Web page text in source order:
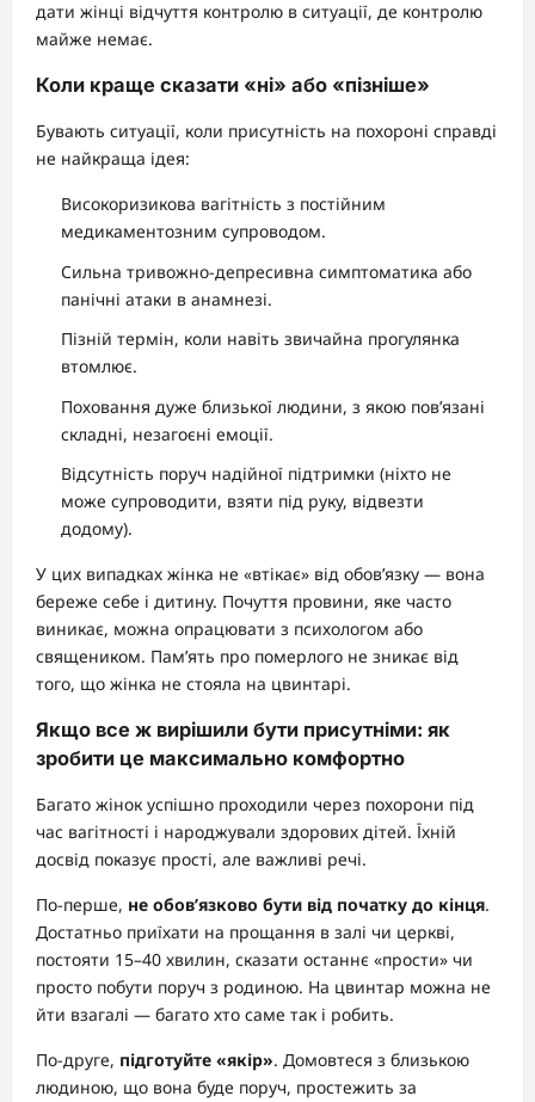
дати жінці відчуття контролю в ситуації, де контролю
майже немає.
Коли краще сказати «ні» або «пізніше»
Бувають ситуації, коли присутність на похороні справді
не найкраща ідея:
Високоризикова вагітність з постійним
медикаментозним супроводом.
Сильна тривожно-депресивна симптоматика або
панічні атаки в анамнезі.
Пізній термін, коли навіть звичайна прогулянка
втомлює.
Поховання дуже близької людини, з якою пов’язані
складні, незагоєні емоції.
Відсутність поруч надійної підтримки (ніхто не
може супроводити, взяти під руку, відвезти
додому).
У цих випадках жінка не «втікає» від обов’язку — вона
береже себе і дитину. Почуття провини, яке часто
виникає, можна опрацювати з психологом або
священиком. Пам’ять про померлого не зникає від
того, що жінка не стояла на цвинтарі.
Якщо все ж вирішили бути присутніми: як
зробити це максимально комфортно
Багато жінок успішно проходили через похорони під
час вагітності і народжували здорових дітей. Їхній
досвід показує прості, але важливі речі.
По-перше, не обов’язково бути від початку до кінця.
Достатньо приїхати на прощання в залі чи церкві,
постояти 15–40 хвилин, сказати останнє «прости» чи
просто побути поруч з родиною. На цвинтар можна не
йти взагалі — багато хто саме так і робить.
По-друге, підготуйте «якір». Домовтеся з близькою
людиною, що вона буде поруч, простежить за